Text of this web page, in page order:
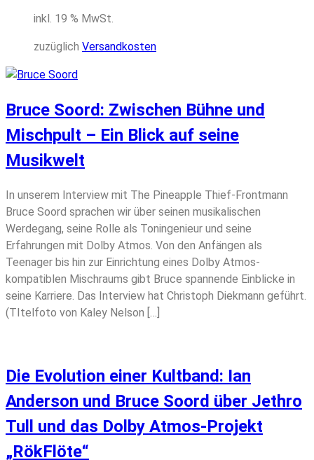
inkl. 19 % MwSt.
zuzüglich Versandkosten
Bruce Soord: Zwischen Bühne und
Mischpult – Ein Blick auf seine
Musikwelt
In unserem Interview mit The Pineapple Thief-Frontmann
Bruce Soord sprachen wir über seinen musikalischen
Werdegang, seine Rolle als Toningenieur und seine
Erfahrungen mit Dolby Atmos. Von den Anfängen als
Teenager bis hin zur Einrichtung eines Dolby Atmos-
kompatiblen Mischraums gibt Bruce spannende Einblicke in
seine Karriere. Das Interview hat Christoph Diekmann geführt.
(TItelfoto von Kaley Nelson […]
Die Evolution einer Kultband: Ian
Anderson und Bruce Soord über Jethro
Tull und das Dolby Atmos-Projekt
„RökFlöte“